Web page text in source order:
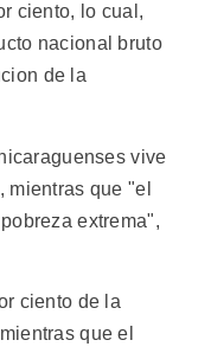
ciento, lo cual,
nacional bruto
de la
vive
que "el
extrema",
ciento de la
que el